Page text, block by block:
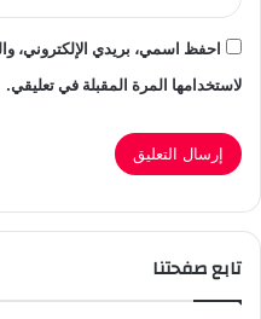
احفظ اسمي، بريدي الإلكتروني،
لاستخدامها المرة المقبلة في تعليقي.
تابع صفحتنا